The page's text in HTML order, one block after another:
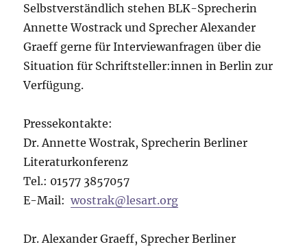
Selbstverständlich stehen BLK-Sprecherin
Annette Wostrack und Sprecher Alexander
Graeff gerne für Interviewanfragen über die
Situation für Schriftsteller:innen in Berlin zur
Verfügung.
Pressekontakte:
Dr. Annette Wostrak, Sprecherin Berliner
Literaturkonferenz
Tel.: 01577 3857057
E-Mail:wostrak@lesart.org
Dr. Alexander Graeff, Sprecher Berliner